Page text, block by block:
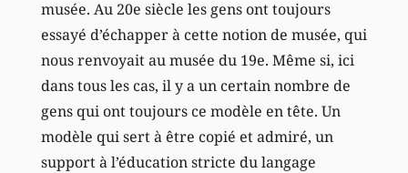
musée. Au 20e siècle les gens ont toujours
essayé d’échapper à cette notion de musée, qui
nous renvoyait au musée du 19e. Même si, ici
dans tous les cas, il y a un certain nombre de
gens qui ont toujours ce modèle en tête. Un
modèle qui sert à être copié et admiré, un
support à l’éducation stricte du langage